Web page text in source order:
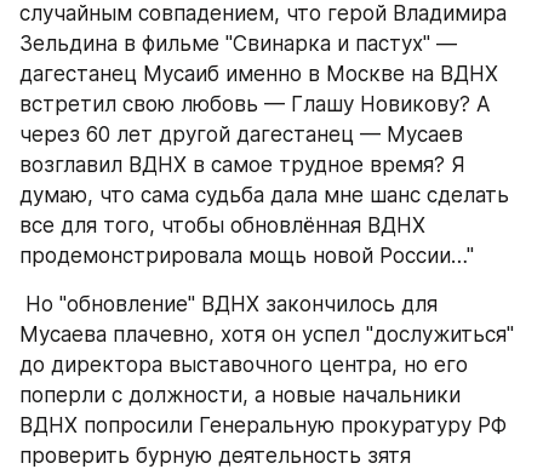
случайным совпадением, что герой Владимира
Зельдина в фильме "Свинарка и пастух" —
дагестанец Мусаиб именно в Москве на ВДНХ
встретил свою любовь — Глашу Новикову? А
через 60 лет другой дагестанец — Мусаев
возглавил ВДНХ в самое трудное время? Я
думаю, что сама судьба дала мне шанс сделать
все для того, чтобы обновлённая ВДНХ
продемонстрировала мощь новой России…"
Мусаева плачевно, хотя он успел "дослужиться"
до директора выставочного центра, но его
поперли с должности, а новые начальники
ВДНХ попросили Генеральную прокуратуру РФ
проверить бурную деятельность зятя